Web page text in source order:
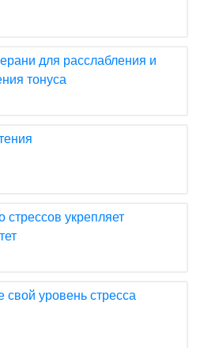
для расслабления и
тонуса
стрессов укрепляет
свой уровень стресса